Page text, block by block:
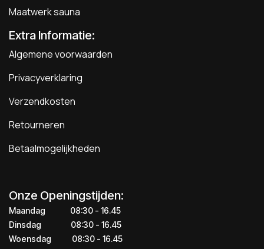
Maatwerk sauna
Extra Informatie:
Algemene voorwaarden
Privacyverklaring
Verzendkosten
Retourneren
Betaalmogelijkheden
Onze Openingstijden:
Maandag
​​​08:30 - 16.45​
Dinsdag
​​​​08:30 - 16.45
Woensdag
​08:30 - 16.45